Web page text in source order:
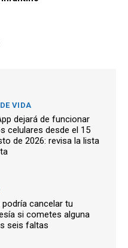
VIDA
dejará de funcionar
celulares desde el 15
de 2026: revisa la lista
cancelar tu
si cometes alguna
seis faltas